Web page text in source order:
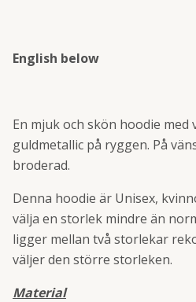
English below
En mjuk och skön hoodie med
guldmetallic på ryggen. På
broderad.
Denna hoodie är Unisex,
välja en storlek mindre än
ligger mellan två storlekar
väljer den större storleken.
Material